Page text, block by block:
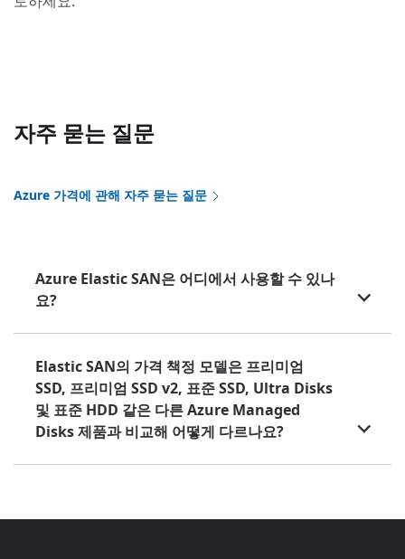
자주 묻는 질문
Azure 가격에 관해 자주 묻는 질문
Azure Elastic SAN은 어디에서 사용할 수 있나
요?
Elastic SAN의 가격 책정 모델은 프리미엄
SSD, 프리미엄 SSD v2, 표준 SSD, Ultra Disks
및 표준 HDD 같은 다른 Azure Managed
Disks 제품과 비교해 어떻게 다르나요?